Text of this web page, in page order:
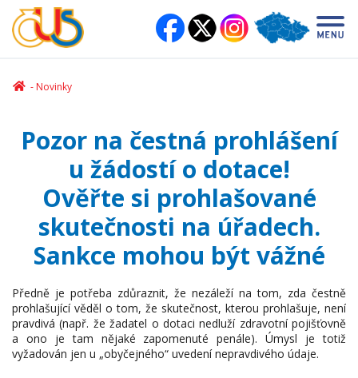
Novinky
Pozor na čestná prohlášení
u žádostí o dotace!
Ověřte si prohlašované
skutečnosti na úřadech.
Sankce mohou být vážné
Předně je potřeba zdůraznit, že nezáleží na tom, zda čestně
prohlašující věděl o tom, že skutečnost, kterou prohlašuje, není
pravdivá (např. že žadatel o dotaci nedluží zdravotní pojišťovně
a ono je tam nějaké zapomenuté penále). Úmysl je totiž
vyžadován jen u „obyčejného“ uvedení nepravdivého údaje.